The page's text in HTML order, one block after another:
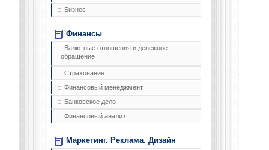
Бизнес
Финансы
Валютные отношения и денежное
обращение
Страхование
Финансовый менеджмент
Банковское дело
Финансовый анализ
Маркетинг. Реклама. Дизайн